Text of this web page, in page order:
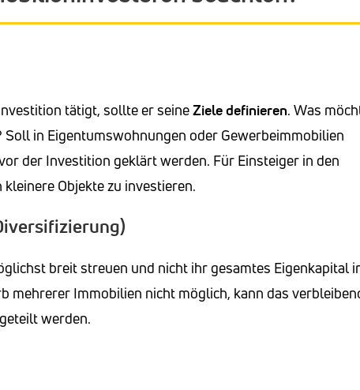
tätigt, sollte er seineZiele definieren. Was
in Eigentumswohnungen oder Gewerbeimmobilien
der Investition geklärt werden. Für Einsteiger in den
Objekte zu investieren.
breit streuen und nicht ihr gesamtes Eigenkapital
mehrerer Immobilien nicht möglich, kann das
werden.